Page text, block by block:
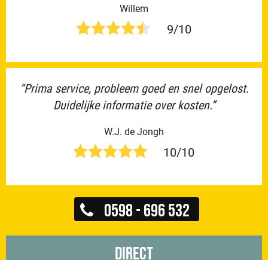
Willem
9/10
“Prima service, probleem goed en snel opgelost.
Duidelijke informatie over kosten.”
W.J. de Jongh
10/10
0598 - 696 532
Direct